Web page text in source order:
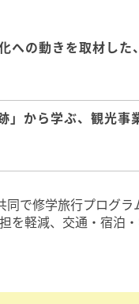
への動きを取材し
」から学ぶ、観光
で修学旅行プログラ
を軽減、交通・宿泊